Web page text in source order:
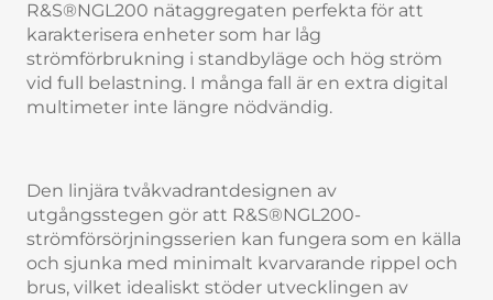
R&S®NGL200 nätaggregaten perfekta för att
karakterisera enheter som har låg
strömförbrukning i standbyläge och hög ström
vid full belastning. I många fall är en extra digital
multimeter inte längre nödvändig.
Den linjära tvåkvadrantdesignen av
utgångsstegen gör att R&S®NGL200-
strömförsörjningsserien kan fungera som en källa
och sjunka med minimalt kvarvarande rippel och
brus, vilket idealiskt stöder utvecklingen av